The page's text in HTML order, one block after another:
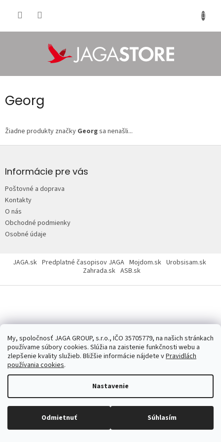
My, spoločnosť JAGA GROUP, s.r.o., IČO 35705779, na našich stránkach
používame súbory cookies. Slúžia na zaistenie funkčnosti webu a
zlepšenie kvality služieb. Bližšie informácie nájdete vPravidlách
používania cookies.
Nastavenie
Odmietnuť Súhlasím
KOŠÍK
Georg
Žiadne produkty značky Georgsa nenašli...
p
e
Informácie pre vás
Poštovné a doprava
Kontakty
O nás
Obchodné podmienky
Osobné údaje
JAGA.sk Predplatné časopisov JAGA Mojdom.sk Urobsisam.sk
Zahrada.sk ASB.sk
nastavenie cookies